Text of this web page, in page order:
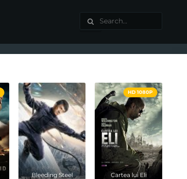
Bleeding Steel
HD 1080P
Cartea lui Eli